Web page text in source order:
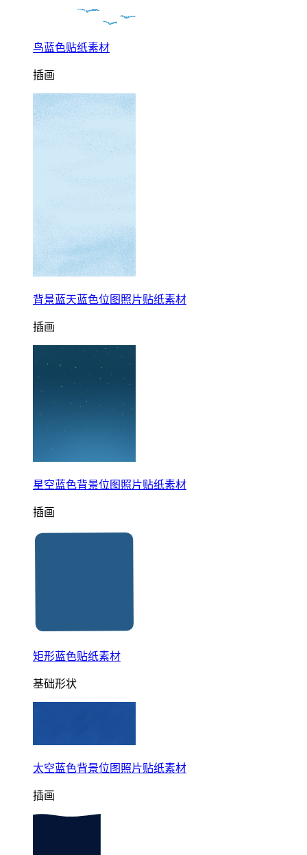
鸟蓝色贴纸素材
插画
背景蓝天蓝色位图照片贴纸素材
插画
星空蓝色背景位图照片贴纸素材
插画
矩形蓝色贴纸素材
基础形状
太空蓝色背景位图照片贴纸素材
插画